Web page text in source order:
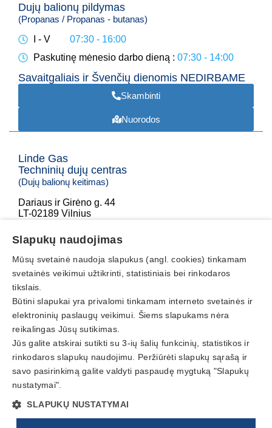
Dujų balionų pildymas
(Propanas / Propanas - butanas)
I - V
07:30 - 16:00
Paskutinę mėnesio darbo dieną
07:30 - 14:00
Savaitgaliais ir Švenčių dienomis NEDIRBAME
Skambinti
Nuorodos
Linde Gas
Techninių dujų centras
(Dujų balionų keitimas)
Dariaus ir Girėno g. 44
LT-02189 Vilnius
+370 605 26996
Darbo laikas
I - V
Pietų pertrauka 11:30 - 12:00
Savaitgaliais ir Švenčių dienomis NEDIRBAME
Nuorodos
Skambinti
© 2002 – 2026 UAB Dujų balionų pildymo centras. Visos
teisės saugomos.
Slapukų naudojimas
Mūsų svetainė naudoja slapukus (angl. cookies) tinkamam
svetainės veikimui užtikrinti, statistiniais bei rinkodaros
tikslais.
Būtini slapukai yra privalomi tinkamam interneto svetainės ir
elektroninių paslaugų veikimui. Šiems slapukams nėra
reikalingas Jūsų sutikimas.
Jūs galite atskirai sutikti su 3-ių šalių funkcinių, statistikos ir
rinkodaros slapukų naudojimu. Peržiūrėti slapukų sąrašą ir
savo pasirinkimą galite valdyti paspaudę mygtuką "Slapukų
nustatymai".
SLAPUKŲ NUSTATYMAI